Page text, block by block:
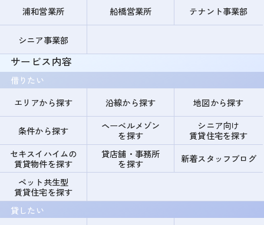
浦和営業所 船橋営業所 テナント事業部
シニア事業部
サービス内容
借りたい
エリアから探す
沿線から探す 地図から探す
条件から探す
ヘーベルメゾン
を探す
シニア向け
賃貸住宅を探す
セキスイハイムの
賃貸物件を探す
貸店舗・事務所
を探す
新着スタッフブログ
ペット共生型
賃貸住宅を探す
貸したい